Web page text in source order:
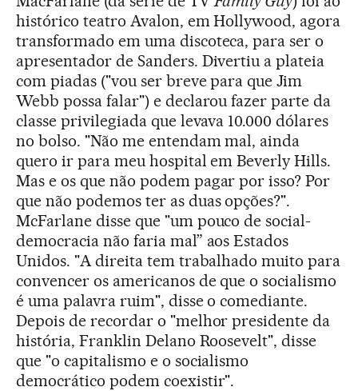
histórico teatro Avalon, em Hollywood, agora
transformado em uma discoteca, para ser o
apresentador de Sanders. Divertiu a plateia
com piadas ("vou ser breve para que Jim
Webb possa falar") e declarou fazer parte da
classe privilegiada que levava 10.000 dólares
no bolso. "Não me entendam mal, ainda
quero ir para meu hospital em Beverly Hills.
Mas e os que não podem pagar por isso? Por
que não podemos ter as duas opções?".
McFarlane disse que "um pouco de social-
democracia não faria mal” aos Estados
Unidos. "A direita tem trabalhado muito para
convencer os americanos de que o socialismo
é uma palavra ruim", disse o comediante.
Depois de recordar o "melhor presidente da
história, Franklin Delano Roosevelt", disse
que "o capitalismo e o socialismo
democrático podem coexistir".